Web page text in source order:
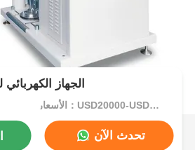
الجهاز الكهربائي
الأسعار：USD20000-USD35000per set
تحدث الآن